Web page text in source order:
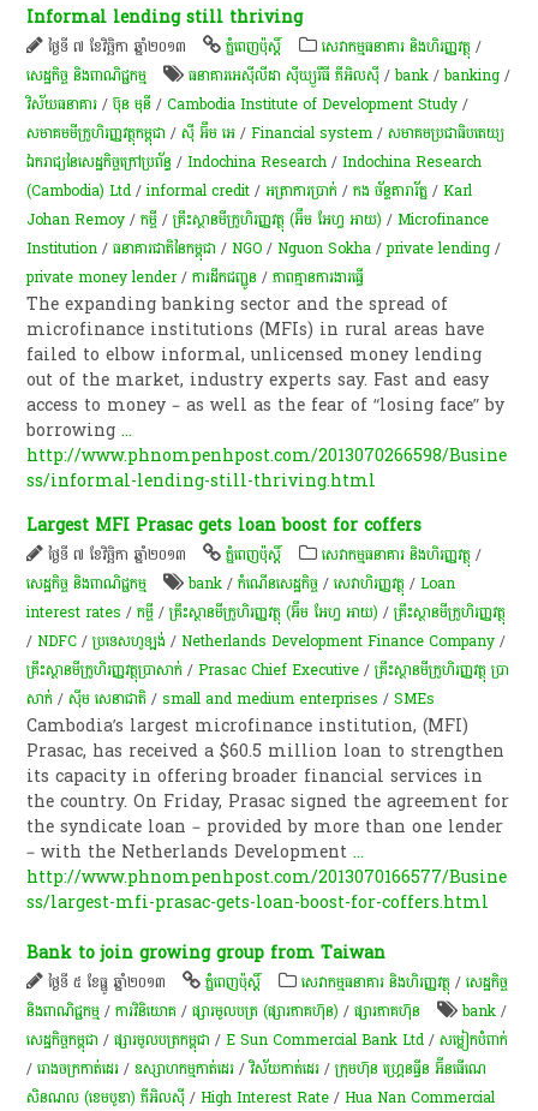
Informal lending still thriving
ថ្ងៃទី ៧ ខែវិច្ឆិកា ឆ្នាំ២០១៣ ភ្នំពេញប៉ុស្តិ៍ សេវាកម្មធនាគារ និងហិរញ្ញវត្ថុ /
សេដ្ឋកិច្ច និងពាណិជ្ជកម្ម
ធនាគារអេស៊ីលីដា ស៊ីឃ្យួរឹធី ភីអិលស៊ី/bank /banking /
វិស័យ​ធនាគារ​ /ប៊ុន មុនី/Cambodia Institute of Development Study /
សមាគម​មីក្រូ​ហិរញ្ញវត្ថុ​កម្ពុជា /ស៊ី អ៊ឹម អេ /Financial system /សមាគមប្រជាធិបតេយ្យ
ឯករាជ្យនៃសេដ្ឋកិច្ចក្រៅប្រព័ន្ធ /Indochina Research /Indochina Research
(Cambodia) Ltd /informal credit /អត្រា​ការ​ប្រាក់​ /កង ច័ន្ទតារារ័ត្ន /Karl
Johan Remoy /កម្ចី​ /គ្រឹះស្ថាន​មីក្រូហិរញ្ញវត្ថុ (អ៊ឹម អែហ្វ អាយ) /Microfinance
Institution /ធនាគារជាតិនៃកម្ពុជា /NGO /Nguon Sokha /private lending /
private money lender/ការដឹកជញ្ជូន /ភាពគ្មានការងារធ្វើ
The expanding banking sector and the spread of
microfinance institutions (MFIs) in rural areas have
failed to elbow informal, unlicensed money lending
out of the market, industry experts say. Fast and easy
access to money – as well as the fear of “losing face” by
borrowing...
http://www.phnompenhpost.com/2013070266598/Busine
ss/informal-lending-still-thriving.html
Largest MFI Prasac gets loan boost for coffers
ថ្ងៃទី ៧ ខែវិច្ឆិកា ឆ្នាំ២០១៣ ភ្នំពេញប៉ុស្តិ៍ សេវាកម្មធនាគារ និងហិរញ្ញវត្ថុ /
សេដ្ឋកិច្ច និងពាណិជ្ជកម្ម
bank /កំណើន​សេដ្ឋកិច្ច /សេវាហិរញ្ញវត្ថុ /Loan
interest rates /កម្ចី​ /គ្រឹះស្ថាន​មីក្រូហិរញ្ញវត្ថុ (អ៊ឹម អែហ្វ អាយ) /គ្រឹះស្ថានមីក្រូហិរញ្ញវត្ថុ
/NDFC /ប្រទេសហូឡង់ /Netherlands Development Finance Company /
គ្រឹះស្ថាន​មីក្រូហិរញ្ញវត្ថុ​ប្រាសាក់​ /Prasac Chief Executive /គ្រឹះស្ថានមីក្រូហិរញ្ញវត្ថុ ប្រា
សាក់ /ស៊ីម សេនាជាតិ /small and medium enterprises /SMEs
Cambodia’s largest microfinance institution, (MFI)
Prasac, has received a $60.5 million loan to strengthen
its capacity in offering broader financial services in
the country. On Friday, Prasac signed the agreement for
the syndicate loan – provided by more than one lender
– with the Netherlands Development...
http://www.phnompenhpost.com/2013070166577/Busine
ss/largest-mfi-prasac-gets-loan-boost-for-coffers.html
Bank to join growing group from Taiwan
ថ្ងៃទី ៥ ខែធ្នូ ឆ្នាំ២០១៣ ភ្នំពេញប៉ុស្តិ៍ សេវាកម្មធនាគារ និងហិរញ្ញវត្ថុ /សេដ្ឋកិច្ច
និងពាណិជ្ជកម្ម /ការវិនិយោគ /ផ្សារមូលបត្រ (ផ្សារភាគហ៊ុន) /ផ្សារភាគហ៊ុន bank /
សេដ្ឋកិច្ចកម្ពុជា /ផ្សារមូលបត្រកម្ពុជា /E Sun Commercial Bank Ltd /សម្លៀកបំពាក់
/រោងចក្រកាត់ដេរ /ឧស្សាហកម្មកាត់ដេរ /វិស័យ​កាត់ដេរ​ /ក្រុមហ៊ុន ហ្រ្គេនធ្វីន អ៊ីនធើណេ
សិនណល (ខេមបូឌា) ភីអិលស៊ី/High Interest Rate /Hua Nan Commercial